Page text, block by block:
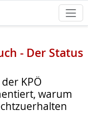
- Der Status
KPÖ
warum